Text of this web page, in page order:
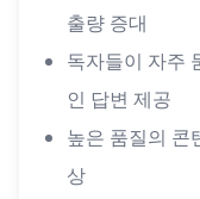
출량 증대
독자들이 자주
인 답변 제공
높은 품질의 콘
상